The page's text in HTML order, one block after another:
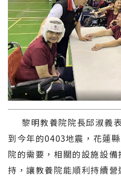
黎明教養院院長邱淑義
到今年的0403地震，花蓮
院的需要，相關的設施設
持，讓教養院能順利持續